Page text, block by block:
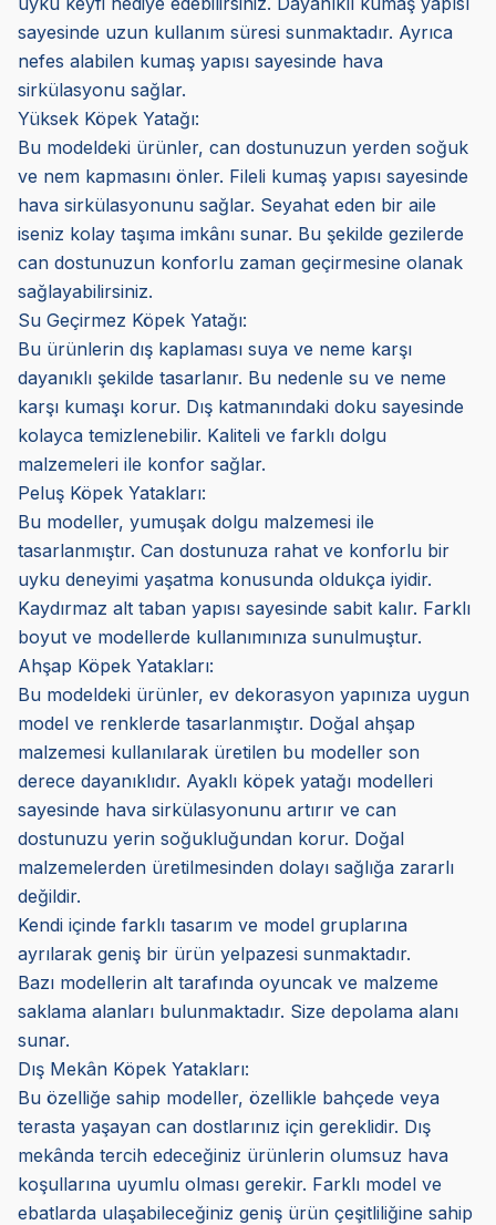
sayesinde uzun kullanım süresi sunmaktadır. Ayrıca
nefes alabilen kumaş yapısı sayesinde hava
sirkülasyonu sağlar.
Yüksek Köpek Yatağı:
Bu modeldeki ürünler, can dostunuzun yerden soğuk
ve nem kapmasını önler. Fileli kumaş yapısı sayesinde
hava sirkülasyonunu sağlar. Seyahat eden bir aile
iseniz kolay taşıma imkânı sunar. Bu şekilde gezilerde
can dostunuzun konforlu zaman geçirmesine olanak
sağlayabilirsiniz.
Su Geçirmez Köpek Yatağı:
Bu ürünlerin dış kaplaması suya ve neme karşı
dayanıklı şekilde tasarlanır. Bu nedenle su ve neme
karşı kumaşı korur. Dış katmanındaki doku sayesinde
kolayca temizlenebilir. Kaliteli ve farklı dolgu
malzemeleri ile konfor sağlar.
Peluş Köpek Yatakları:
Bu modeller, yumuşak dolgu malzemesi ile
tasarlanmıştır. Can dostunuza rahat ve konforlu bir
uyku deneyimi yaşatma konusunda oldukça iyidir.
Kaydırmaz alt taban yapısı sayesinde sabit kalır. Farklı
boyut ve modellerde kullanımınıza sunulmuştur.
Ahşap Köpek Yatakları:
Bu modeldeki ürünler, ev dekorasyon yapınıza uygun
model ve renklerde tasarlanmıştır. Doğal ahşap
malzemesi kullanılarak üretilen bu modeller son
derece dayanıklıdır. Ayaklı köpek yatağı modelleri
sayesinde hava sirkülasyonunu artırır ve can
dostunuzu yerin soğukluğundan korur. Doğal
malzemelerden üretilmesinden dolayı sağlığa zararlı
değildir.
Kendi içinde farklı tasarım ve model gruplarına
ayrılarak geniş bir ürün yelpazesi sunmaktadır.
Bazı modellerin alt tarafında oyuncak ve malzeme
saklama alanları bulunmaktadır. Size depolama alanı
sunar.
Dış Mekân Köpek Yatakları:
Bu özelliğe sahip modeller, özellikle bahçede veya
terasta yaşayan can dostlarınız için gereklidir. Dış
mekânda tercih edeceğiniz ürünlerin olumsuz hava
koşullarına uyumlu olması gerekir. Farklı model ve
ebatlarda ulaşabileceğiniz geniş ürün çeşitliliğine sahip